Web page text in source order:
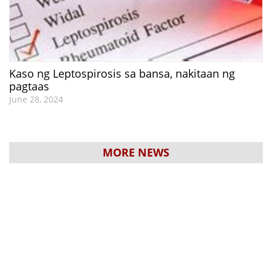
Kaso ng Leptospirosis sa bansa, nakitaan ng
pagtaas
June 28, 2024
MORE NEWS